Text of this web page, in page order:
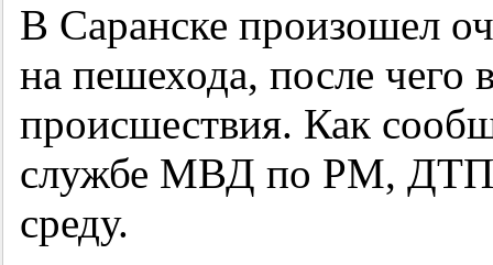
В Саранске произошел
на пешехода, после чего
происшествия. Как
службе МВД по РМ,
среду.